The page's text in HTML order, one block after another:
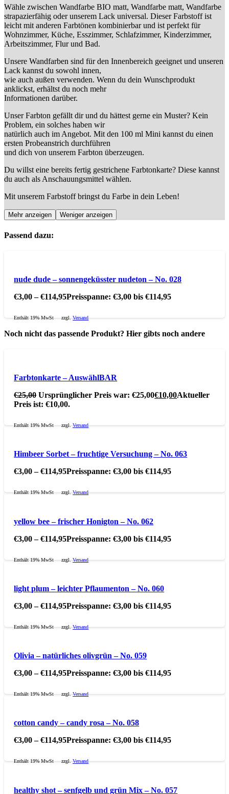
Wähle zwischen Wandfarbe BIO matt, Wandfarbe matt, Wandfarbe
strapazierfähig oder unserem Lack universal. Dieser Farbstoff ist
leicht mit anderen Farbtönen kombinierbar und ist perfekt für
Wohnzimmer, Küche, Esszimmer, Schlafzimmer, Kinderzimmer,
Arbeitszimmer, Flur und Bad.
Unsere Wandfarben sind für den Innenbereich geeignet und unseren
Lack kannst du sowohl innen,
wie auch außen verwenden. Wenn du dein Wunschprodukt
anklickst, erhältst du noch mehr
Informationen darüber.
Unser Farbton gefällt dir und du hättest gerne ein Muster? Kein
Problem, ein solches haben wir
natürlich auch im Angebot. Mit den 100 ml Mini kannst du einen
ersten Probeanstrich durchführen
und dich von unserem Farbton überzeugen.
Du willst eine bereits fertig gestrichene Farbtonkarte? Diese kannst
du auch als Anschauungsmittel wählen.
Mit unserem Farbstoff bringst du Farbe in dein Leben!
Mehr anzeigen Weniger anzeigen
Passend dazu:
nude dude – sonnengeküsster nudeton – No. 028
€3,00 –€114,95Preisspanne: €3,00 bis €114,95
Enthält 19% MwSt zzgl.Versand
Noch nicht das passende Produkt? Hier gibts noch andere
Farbtonkarte – AuswählBAR
€25,00 Ursprünglicher Preis war: €25,00€10,00Aktueller
Preis ist: €10,00.
Enthält 19% MwSt zzgl.Versand
Himbeer Sorbet – fruchtige Versuchung – No. 063
€3,00 –€114,95Preisspanne: €3,00 bis €114,95
Enthält 19% MwSt zzgl.Versand
yellow bee – frischer Honigton – No. 062
€3,00 –€114,95Preisspanne: €3,00 bis €114,95
Enthält 19% MwSt zzgl.Versand
light plum – leichter Pflaumenton – No. 060
€3,00 –€114,95Preisspanne: €3,00 bis €114,95
Enthält 19% MwSt zzgl.Versand
Olivia – natürliches olivgrün – No. 059
€3,00 –€114,95Preisspanne: €3,00 bis €114,95
Enthält 19% MwSt zzgl.Versand
cotton candy – candy rosa – No. 058
€3,00 –€114,95Preisspanne: €3,00 bis €114,95
Enthält 19% MwSt zzgl.Versand
healthy shot – senfgelb und grün Mix – No. 057